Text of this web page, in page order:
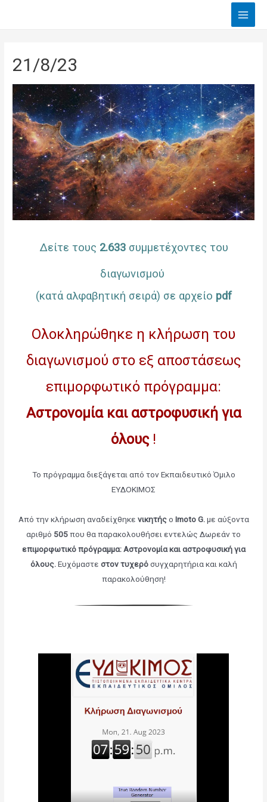
Main
21/8/23
Δείτε τους 2.633συμμετέχοντες του
διαγωνισμού
(κατά αλφαβητική σειρά) σε αρχείο pdf
Ολοκληρώθηκε η κλήρωση του
διαγωνισμού στο εξ αποστάσεως
επιμορφωτικό πρόγραμμα:
Αστρονομία και αστροφυσική για
όλους !
Το πρόγραμμα διεξάγεται από τον Εκπαιδευτικό Όμιλο
ΕΥΔΟΚΙΜΟΣ
Από την κλήρωση αναδείχθηκε νικητήςο Imoto G. με αύξοντα
αριθμό 505που θα παρακολουθήσει εντελώς Δωρεάν το
επιμορφωτικό πρόγραμμα: Αστρονομία και αστροφυσική για
όλους.Ευχόμαστε στον τυχερόσυγχαρητήρια και καλή
παρακολούθηση!